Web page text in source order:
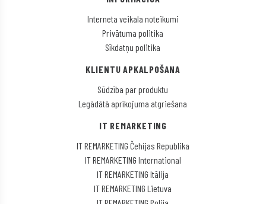
Interneta veikala noteikumi
Privātuma politika
Sīkdatņu politika
KLIENTU APKALPOŠANA
Sūdzība par produktu
Legādātā aprīkojuma atgriešana
IT REMARKETING
IT REMARKETING Čehijas Republika
IT REMARKETING International
IT REMARKETING Itālija
IT REMARKETING Lietuva